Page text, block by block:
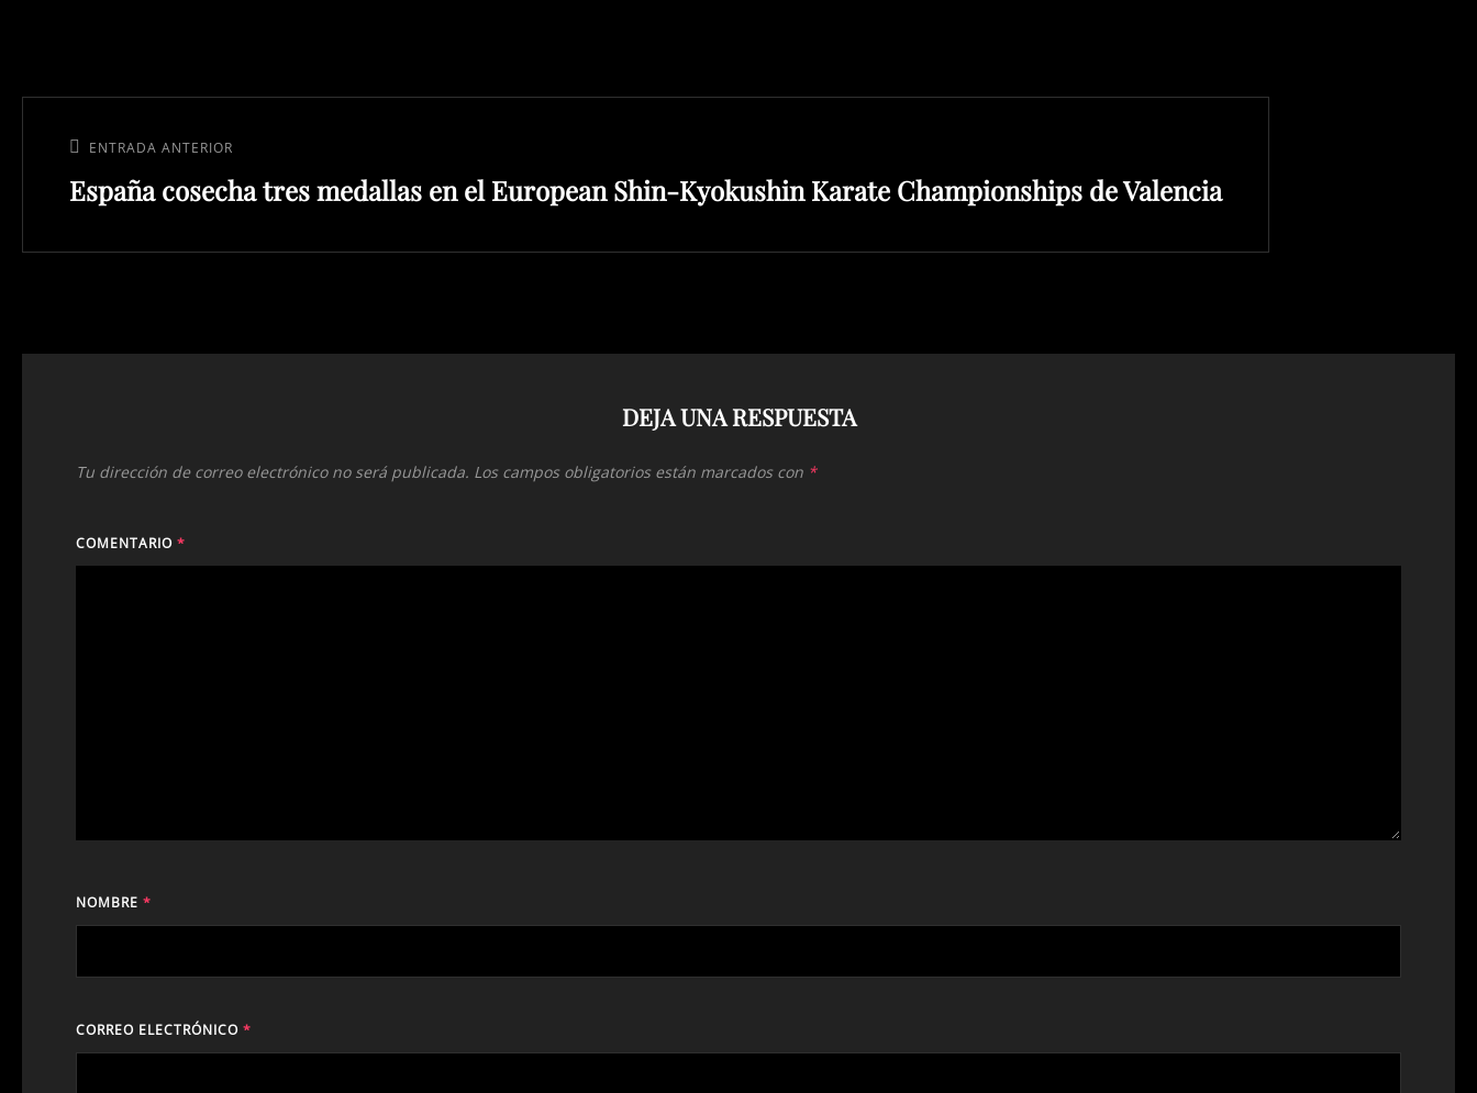
entradas
Entrada
anterior:
ENTRADA ANTERIOR
España cosecha tres medallas en el European Shin-Kyokushin Karate Championships de Valencia
DEJA UNA RESPUESTA
Tu dirección de correo electrónico no será publicada. Los campos obligatorios están marcados con *
COMENTARIO *
NOMBRE *
CORREO ELECTRÓNICO *